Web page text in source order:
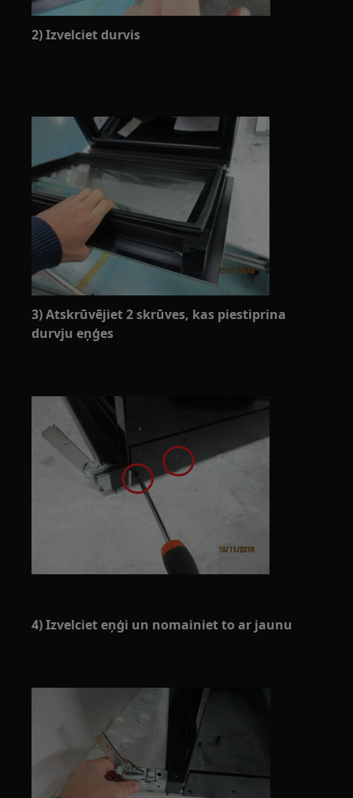
2) Izvelciet durvis
3) Atskrūvējiet 2 skrūves, kas piestiprina
durvju eņģes
4) Izvelciet eņģi un nomainiet to ar jaunu